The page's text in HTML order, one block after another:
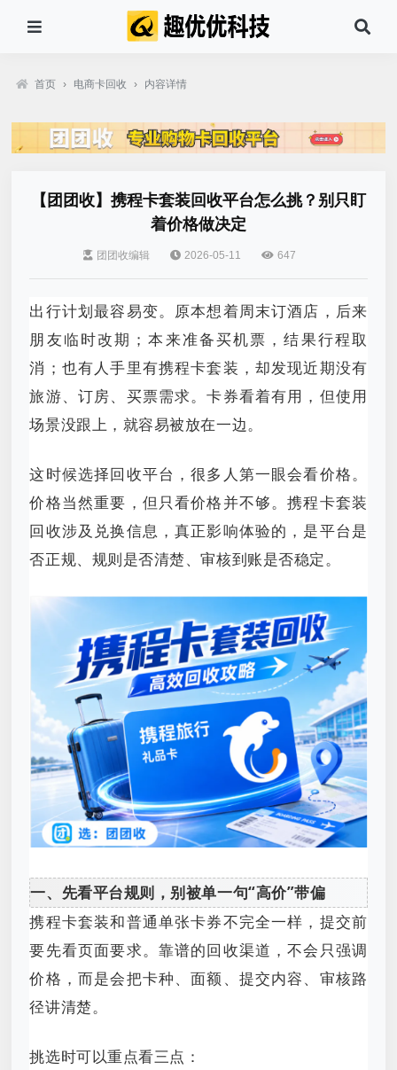
首页 › 电商卡回收 › 内容详情
【团团收】携程卡套装回收平台怎么挑？别只盯
着价格做决定
团团收编辑 2026-05-11 647
出行计划最容易变。原本想着周末订酒店，后来
朋友临时改期；本来准备买机票，结果行程取
消；也有人手里有携程卡套装，却发现近期没有
旅游、订房、买票需求。卡券看着有用，但使用
场景没跟上，就容易被放在一边。
这时候选择回收平台，很多人第一眼会看价格。
价格当然重要，但只看价格并不够。携程卡套装
回收涉及兑换信息，真正影响体验的，是平台是
否正规、规则是否清楚、审核到账是否稳定。
一、先看平台规则，别被单一句“高价”带偏
携程卡套装和普通单张卡券不完全一样，提交前
要先看页面要求。靠谱的回收渠道，不会只强调
价格，而是会把卡种、面额、提交内容、审核路
径讲清楚。
挑选时可以重点看三点：